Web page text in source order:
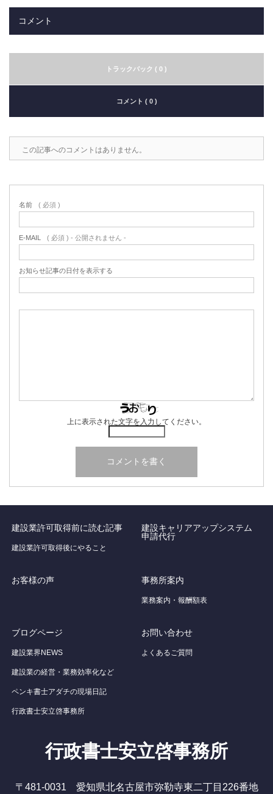
コメント
トラックバック ( 0 )
コメント ( 0 )
この記事へのコメントはありません。
名前 ( 必須 )
E-MAIL ( 必須 ) - 公開されません -
お知らせ記事の日付を表示する
上に表示された文字を入力してください。
建設業許可取得前に読む記事
建設業許可取得後にやること
建設キャリアアップシステム
申請代行
お客様の声 事務所案内
業務案内・報酬額表
ブログページ
建設業界NEWS
建設業の経営・業務効率化など
ペンキ書士アダチの現場日記
行政書士安立啓事務所
お問い合わせ
よくあるご質問
行政書士安立啓事務所
〒481-0031 愛知県北名古屋市弥勒寺東二丁目226番地